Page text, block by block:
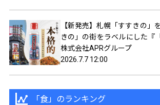
【新発売】札幌「すすきの」
きの」の街をラベルにした『
やげ 七味にんにく』が誕生
株式会社APRグループ
2026.7.7 12:00
「食」のランキング